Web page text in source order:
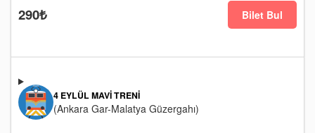
290₺ Bilet Bul
4 EYLÜL MAVI TRENI
(Ankara Gar-Malatya Güzergahı)